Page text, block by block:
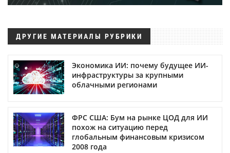
ДРУГИЕ МАТЕРИАЛЫ РУБРИКИ
Экономика ИИ: почему будущее ИИ-
инфраструктуры за крупными
облачными регионами
ФРС США: Бум на рынке ЦОД для ИИ
похож на ситуацию перед
глобальным финансовым кризисом
2008 года